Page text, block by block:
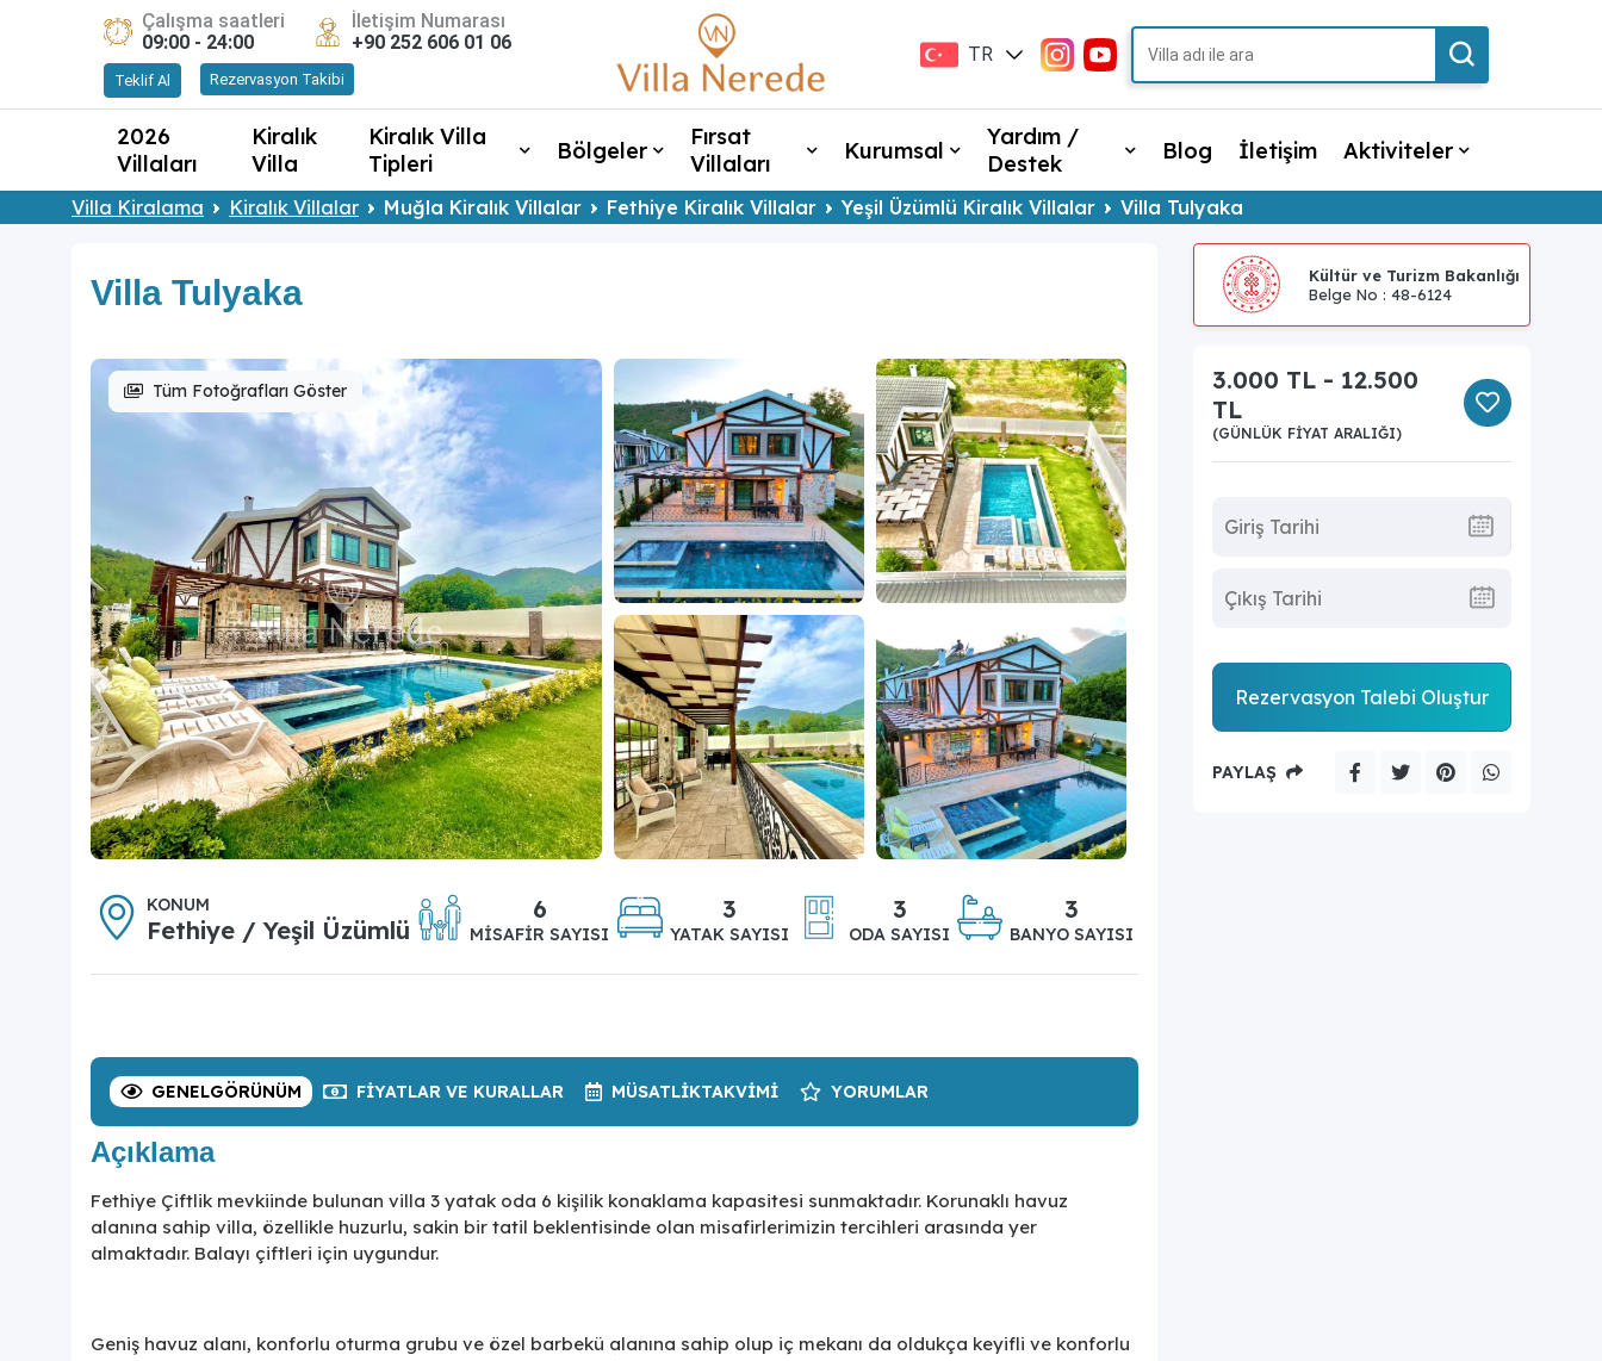
Çalışma saatleri
09:00 - 24:00
İletişim Numarası
+90 252 606 01 06
Teklif Al Rezervasyon Takibi
TR
EN
2026
Villaları
Kiralık
Villa
Kiralık Villa
Tipleri
Bölgeler
Fırsat
Villaları
Kurumsal
Yardım /
Destek
Blog İletişim Aktiviteler
Villa Kiralama Kiralık Villalar Muğla Kiralık Villalar Fethiye Kiralık Villalar Yeşil Üzümlü Kiralık Villalar Villa Tulyaka
Villa Tulyaka
Tüm Fotoğrafları Göster
KONUM
Fethiye / Yeşil Üzümlü
6
MISAFIR SAYISI
3
YATAK SAYISI
3
ODA SAYISI
3
BANYO SAYISI
GENELGÖRÜNÜM FIYATLAR VE KURALLAR MÜSATLIKTAKVIMI YORUMLAR
Açıklama
Fethiye Çiftlik mevkiinde bulunan villa 3 yatak oda 6 kişilik konaklama kapasitesi sunmaktadır. Korunaklı havuz
alanına sahip villa, özellikle huzurlu, sakin bir tatil beklentisinde olan misafirlerimizin tercihleri arasında yer
almaktadır. Balayı çiftleri için uygundur.
Geniş havuz alanı, konforlu oturma grubu ve özel barbekü alanına sahip olup iç mekanı da oldukça keyifli ve konforlu
Kültür ve Turizm Bakanlığı
Belge No : 48-6124
3.000 TL - 12.500
TL
(GÜNLÜK FIYAT ARALIĞI)
Rezervasyon Talebi Oluştur
PAYLAŞ